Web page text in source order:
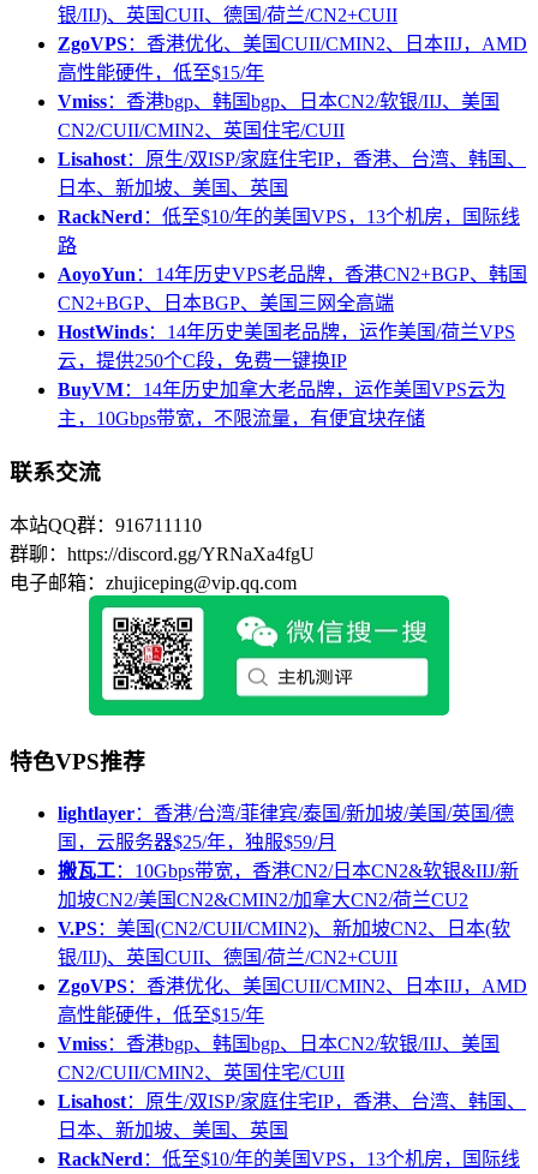
银/IIJ)、英国CUII、德国/荷兰/CN2+CUII
ZgoVPS：香港优化、美国CUII/CMIN2、日本IIJ，AMD
高性能硬件，低至$15/年
Vmiss：香港bgp、韩国bgp、日本CN2/软银/IIJ、美国
CN2/CUII/CMIN2、英国住宅/CUII
Lisahost：原生/双ISP/家庭住宅IP，香港、台湾、韩国、
日本、新加坡、美国、英国
RackNerd：低至$10/年的美国VPS，13个机房，国际线
路
AoyoYun：14年历史VPS老品牌，香港CN2+BGP、韩国
CN2+BGP、日本BGP、美国三网全高端
HostWinds：14年历史美国老品牌，运作美国/荷兰VPS
云，提供250个C段，免费一键换IP
BuyVM：14年历史加拿大老品牌，运作美国VPS云为
主，10Gbps带宽，不限流量，有便宜块存储
联系交流
本站QQ群：916711110
群聊：https://discord.gg/YRNaXa4fgU
电子邮箱：zhujiceping@vip.qq.com
特色VPS推荐
lightlayer：香港/台湾/菲律宾/泰国/新加坡/美国/英国/德
国，云服务器$25/年，独服$59/月
搬瓦工：10Gbps带宽，香港CN2/日本CN2&软银&IIJ/新
加坡CN2/美国CN2&CMIN2/加拿大CN2/荷兰CU2
V.PS：美国(CN2/CUII/CMIN2)、新加坡CN2、日本(软
银/IIJ)、英国CUII、德国/荷兰/CN2+CUII
ZgoVPS：香港优化、美国CUII/CMIN2、日本IIJ，AMD
高性能硬件，低至$15/年
Vmiss：香港bgp、韩国bgp、日本CN2/软银/IIJ、美国
CN2/CUII/CMIN2、英国住宅/CUII
Lisahost：原生/双ISP/家庭住宅IP，香港、台湾、韩国、
日本、新加坡、美国、英国
RackNerd ：低至$10/年的美国VPS，13个机房，国际线